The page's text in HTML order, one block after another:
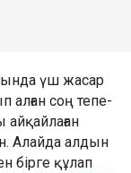
үш жасар
алған соң тепе-
айқайлаған
Алайда алдын
бірге құлап